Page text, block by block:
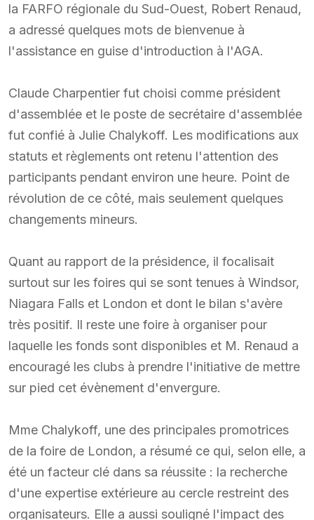
la FARFO régionale du Sud-Ouest, Robert Renaud,
a adressé quelques mots de bienvenue à
l'assistance en guise d'introduction à l'AGA.
Claude Charpentier fut choisi comme président
d'assemblée et le poste de secrétaire d'assemblée
fut confié à Julie Chalykoff. Les modifications aux
statuts et règlements ont retenu l'attention des
participants pendant environ une heure. Point de
révolution de ce côté, mais seulement quelques
changements mineurs.
Quant au rapport de la présidence, il focalisait
surtout sur les foires qui se sont tenues à Windsor,
Niagara Falls et London et dont le bilan s'avère
très positif. Il reste une foire à organiser pour
laquelle les fonds sont disponibles et M. Renaud a
encouragé les clubs à prendre l'initiative de mettre
sur pied cet évènement d'envergure.
Mme Chalykoff, une des principales promotrices
de la foire de London, a résumé ce qui, selon elle, a
été un facteur clé dans sa réussite : la recherche
d'une expertise extérieure au cercle restreint des
organisateurs. Elle a aussi souligné l'impact des